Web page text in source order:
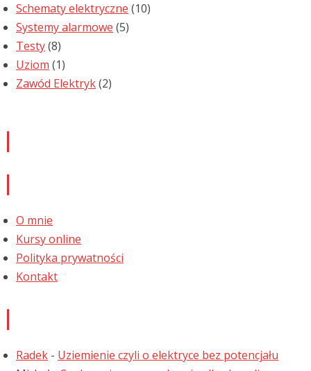
Schematy elektryczne (10)
Systemy alarmowe (5)
Testy(8)
Uziom (1)
Zawód Elektryk(2)
O mnie
Kursy online
Polityka prywatności
Kontakt
Radek - Uziemienie czyli o elektryce bez potencjału